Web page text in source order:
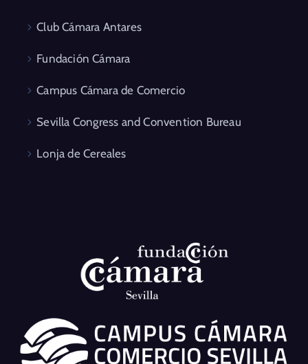
Club Cámara Antares
Fundación Cámara
Campus Cámara de Comercio
Sevilla Congress and Convention Bureau
Lonja de Cereales